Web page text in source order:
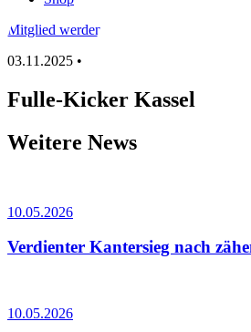
Mitglied werden
03.11.2025 •
Fulle-Kicker Kassel
Weitere News
10.05.2026
Verdienter Kantersieg nach
10.05.2026